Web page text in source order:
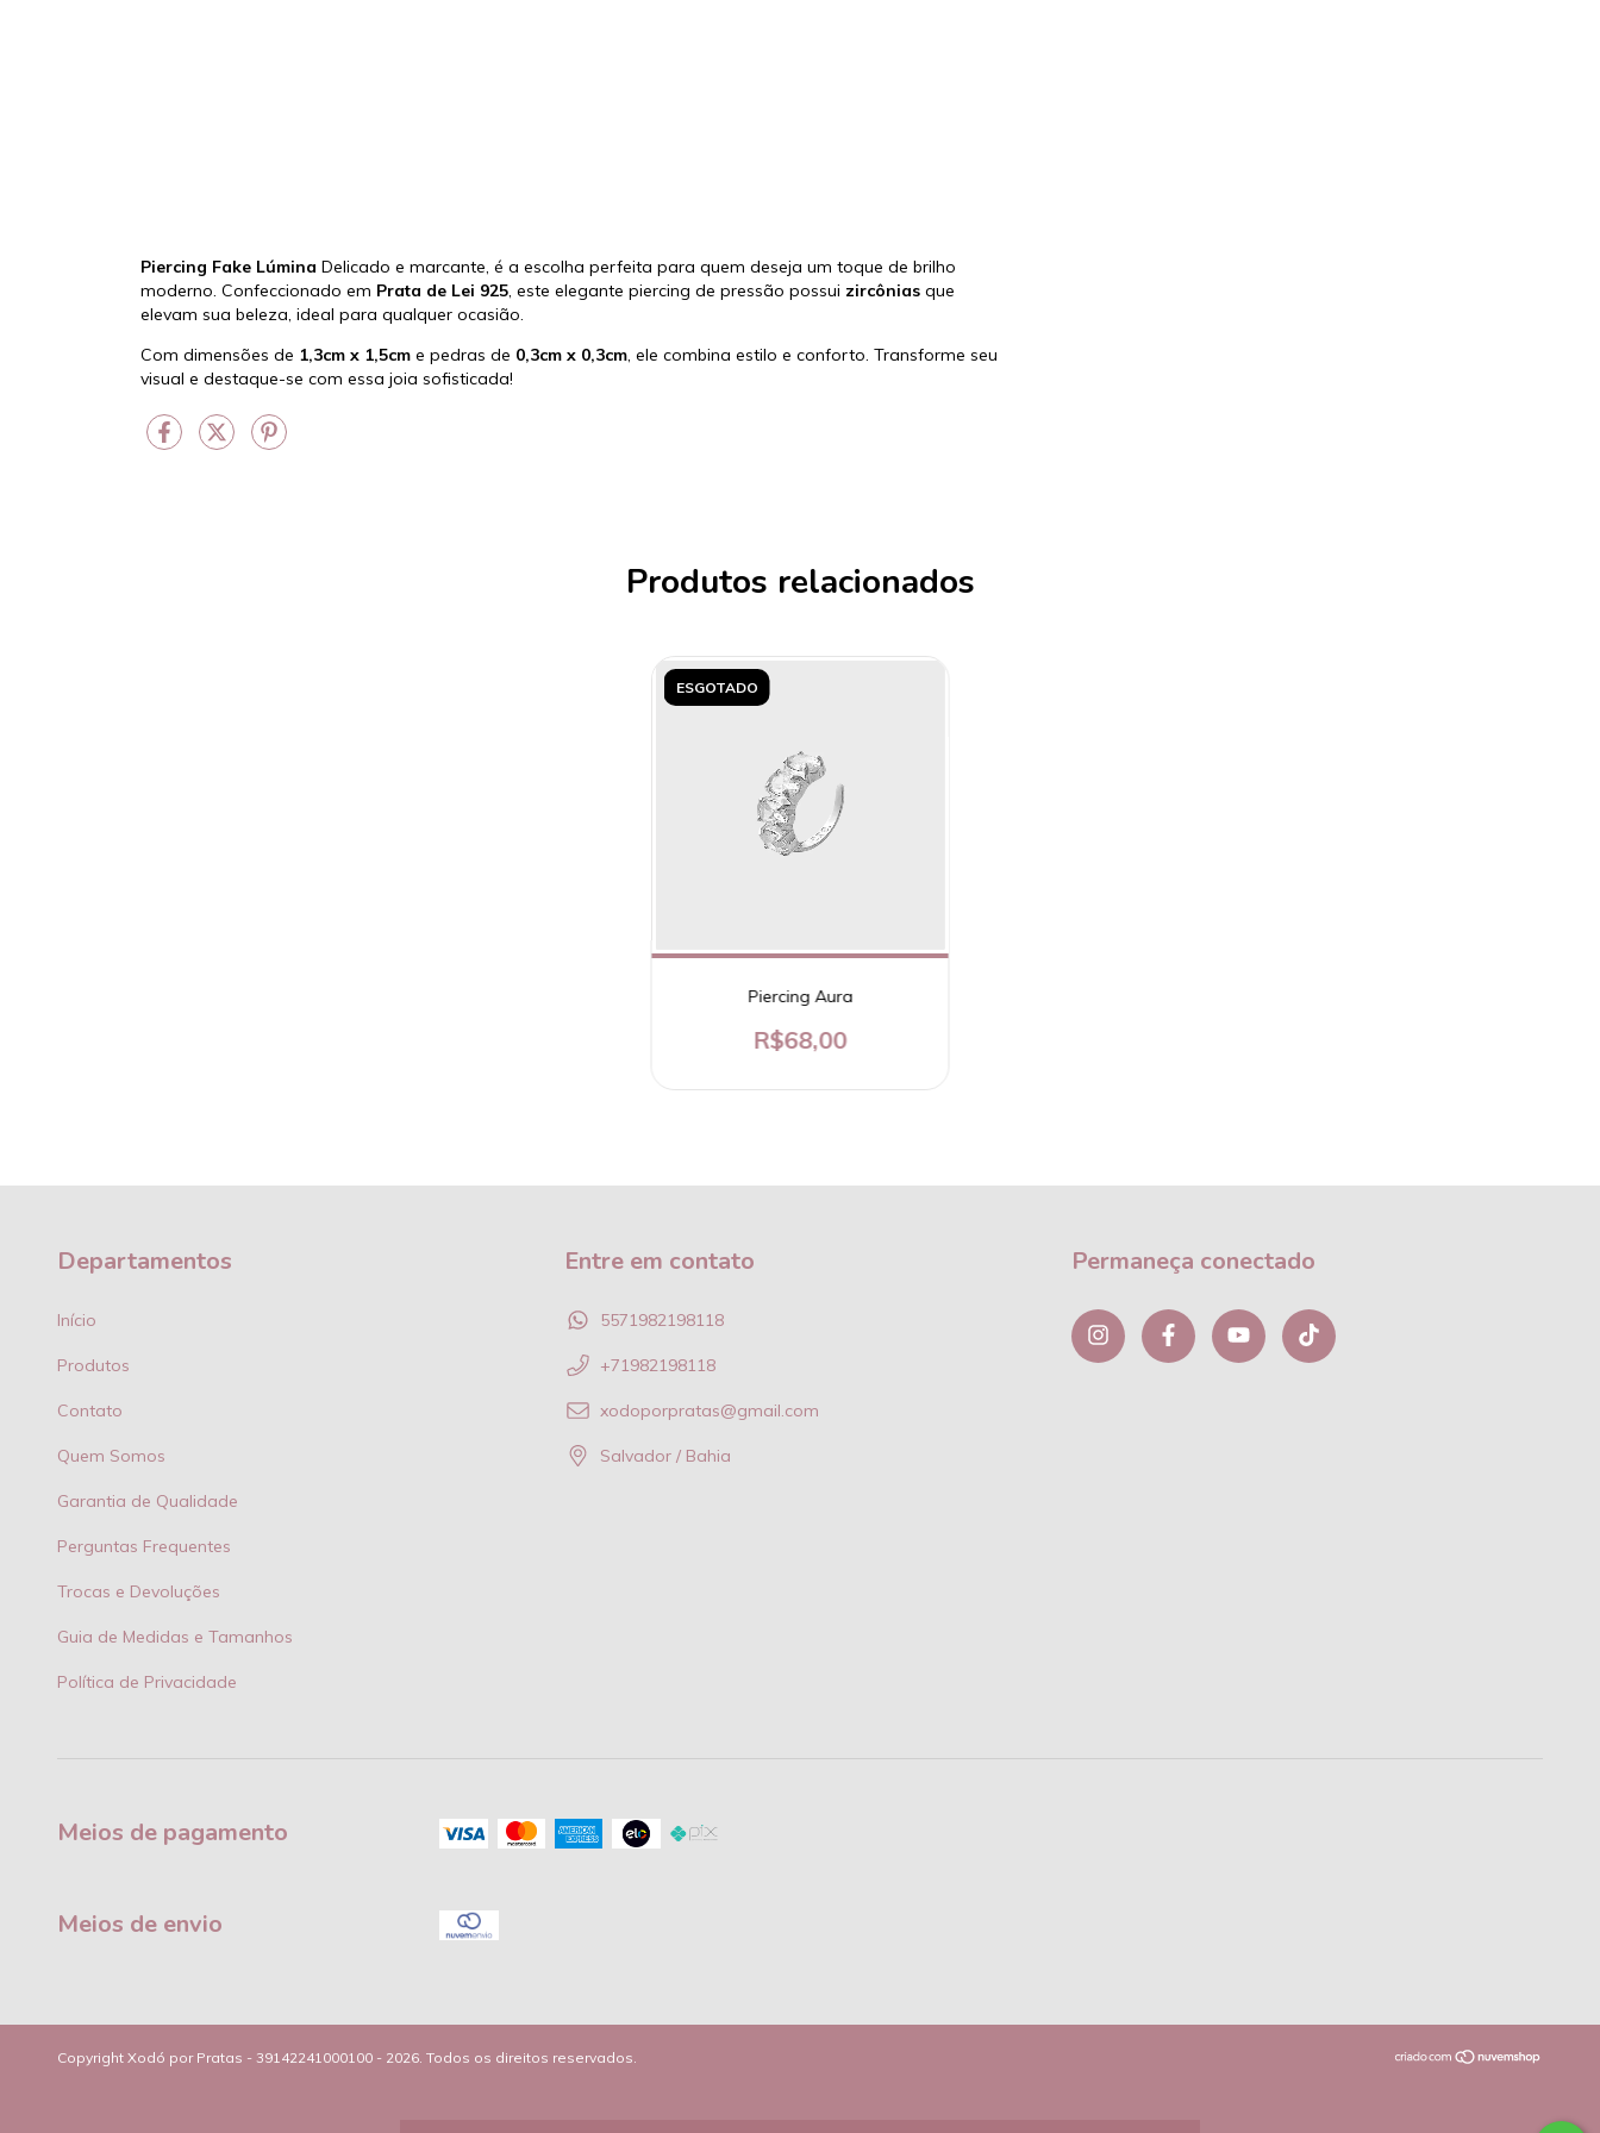
Piercing Fake Lúmina Delicado e marcante, é a escolha perfeita para quem deseja um toque de brilho
moderno. Confeccionado em Prata de Lei 925, este elegante piercing de pressão possui zircônias que
elevam sua beleza, ideal para qualquer ocasião.
Com dimensões de 1,3cm x 1,5cm e pedras de 0,3cm x 0,3cm, ele combina estilo e conforto. Transforme seu
visual e destaque-se com essa joia sofisticada!
Produtos relacionados
ESGOTADO
Piercing Aura
R$68,00
Departamentos
Início
Produtos
Contato
Quem Somos
Garantia de Qualidade
Perguntas Frequentes
Trocas e Devoluções
Guia de Medidas e Tamanhos
Política de Privacidade
Entre em contato
5571982198118
+71982198118
xodoporpratas@gmail.com
Salvador / Bahia
Permaneça conectado
Meios de pagamento
Meios de envio
Copyright Xodó por Pratas - 39142241000100 - 2026. Todos os direitos reservados.